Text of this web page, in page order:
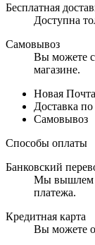
Бесплатная
Доступна
Самовывоз
Вы можете
магазине.
Новая Почта
Доставка
Самовывоз
Способы оплаты
Банковский
Мы вышлем
платежа.
Кредитная карта
Вы можете